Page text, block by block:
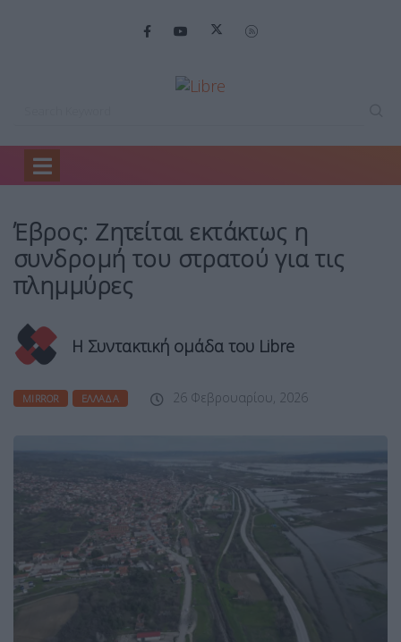
Home
Έβρος: Ζητείται εκτάκτως η
συνδρομή του στρατού για τις
πλημμύρες
Η Συντακτική ομάδα του Libre
MIRROR ΕΛΛΆΔΑ 26 Φεβρουαρίου, 2026